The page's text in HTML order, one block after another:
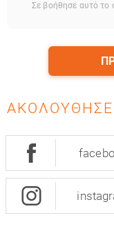
Σε βοήθησε αυτό το
ΑΚΟΛΟΎΘΗΣΈ